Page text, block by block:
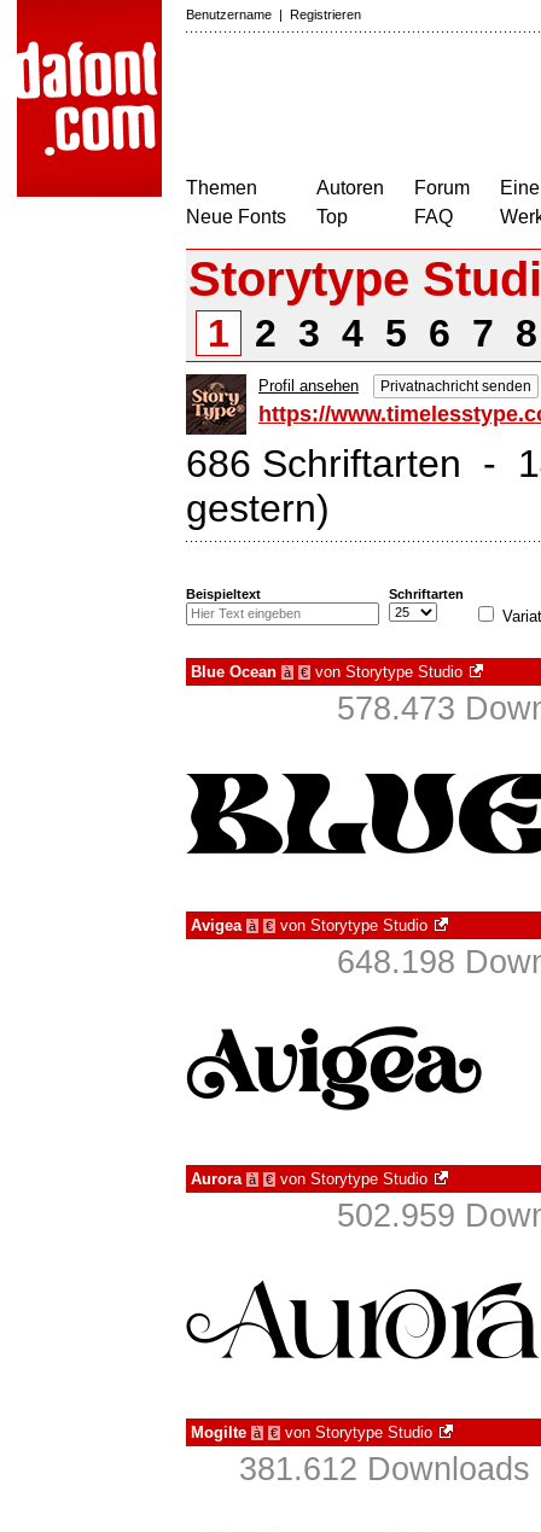
Benutzername | Registrieren
Themen
Neue Fonts
Autoren
Top
Forum
FAQ
Storytype
1 2 3 4 5 6 7
Profil ansehen Privatnachricht senden
https://
686 Schriftarten -
gestern)
Beispieltext Schriftarten
Blue Ocean à € von Storytype Studio
578.473
Avigea à € von Storytype Studio
648.198
Aurora à € von Storytype Studio
502.959
Mogilte à € von Storytype Studio
381.612